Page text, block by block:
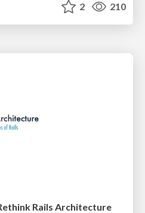
2 210
Rails Architecture